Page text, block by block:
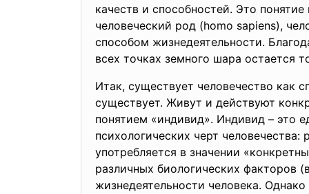
качеств и способностей. Это
человеческий род (homo sapiens),
способом жизнедеятельности.
всех точках земного шара остается
Итак, существует человечество как
существует. Живут и действуют
понятием «индивид». Индивид – это
психологических черт
употребляется в значении
различных биологических факторов
жизнедеятельности человека.